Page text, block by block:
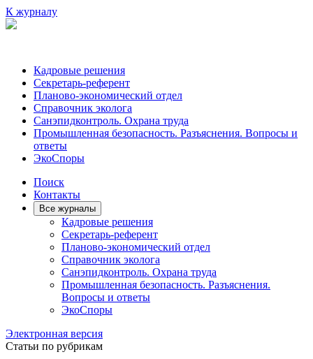
К журналу
Кадровые решения
Секретарь-референт
Планово-экономический отдел
Справочник эколога
Санэпидконтроль. Охрана труда
Промышленная безопасность. Разъяснения. Вопросы и
ответы
ЭкоСпоры
Поиск
Контакты
Все журналы
Кадровые решения
Секретарь-референт
Планово-экономический отдел
Справочник эколога
Санэпидконтроль. Охрана труда
Промышленная безопасность. Разъяснения.
Вопросы и ответы
ЭкоСпоры
Электронная версия
Статьи по рубрикам